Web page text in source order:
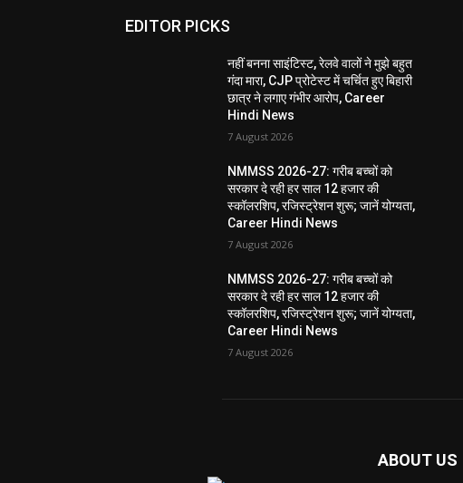
EDITOR PICKS
नहीं बनना साइंटिस्ट, रेलवे वालों ने मुझे बहुत
गंदा मारा, CJP प्रोटेस्ट में चर्चित हुए बिहारी
छात्र ने लगाए गंभीर आरोप, Career
Hindi News
7 August 2026
NMMSS 2026-27: गरीब बच्चों को
सरकार दे रही हर साल 12 हजार की
स्कॉलरशिप, रजिस्ट्रेशन शुरू; जानें योग्यता,
Career Hindi News
7 August 2026
NMMSS 2026-27: गरीब बच्चों को
सरकार दे रही हर साल 12 हजार की
स्कॉलरशिप, रजिस्ट्रेशन शुरू; जानें योग्यता,
Career Hindi News
7 August 2026
ABOUT US